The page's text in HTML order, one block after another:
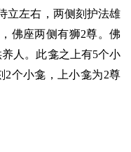
立左右，两侧刻护法雄
佛座两侧有狮2尊。佛
人。此龛之上有5个小
2个小龛，上小龛为2尊